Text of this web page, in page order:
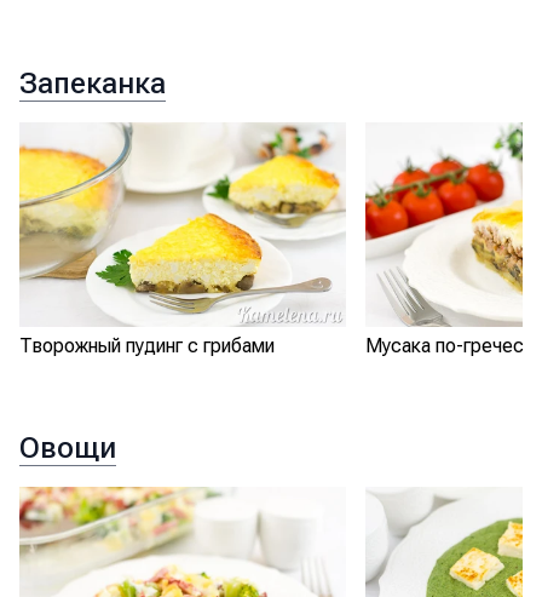
Запеканка
Творожный пудинг с грибами Мусака по-гречески
Овощи